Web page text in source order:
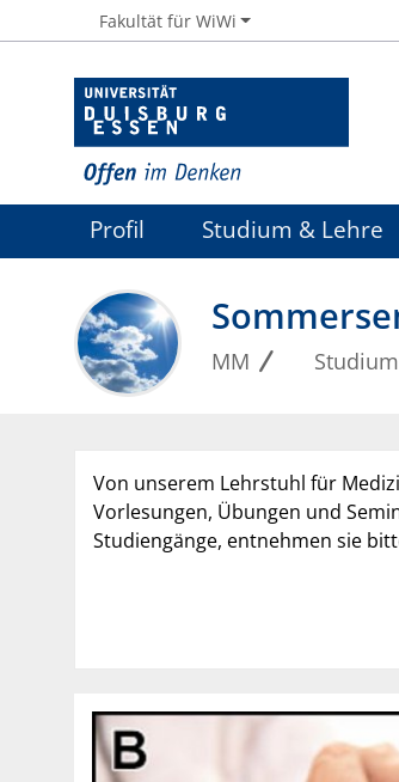
Fakultät für WiWi
Profil Studium & Lehre
MM
Von unserem Lehrstuhl für
Vorlesungen, Übungen und
Studiengänge, entnehmen sie